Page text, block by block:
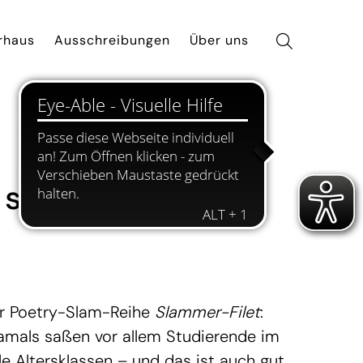
Ausschreibungen Über uns
[27:31]
Poetry-Slam-Reihe Slammer-Filet:
saßen vor allem Studierende im